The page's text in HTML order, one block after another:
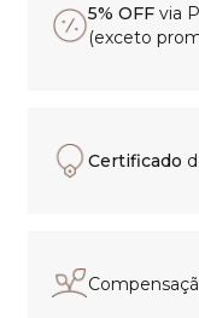
5% OFF via
(exceto
Certificado